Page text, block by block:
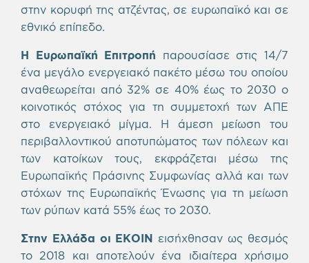
στην κορυφή της ατζέντας, σε ευρωπαϊκό και σε
εθνικό επίπεδο.
Η Ευρωπαϊκή Επιτροπή παρουσίασε στις 14/7
ένα μεγάλο ενεργειακό πακέτο μέσω του οποίου
αναθεωρείται από 32% σε 40% έως το 2030 ο
κοινοτικός στόχος για τη συμμετοχή των ΑΠΕ
στο ενεργειακό μίγμα. Η άμεση μείωση του
περιβαλλοντικού αποτυπώματος των πόλεων και
των κατοίκων τους, εκφράζεται μέσω της
Ευρωπαϊκής Πράσινης Συμφωνίας αλλά και των
στόχων της Ευρωπαϊκής Ένωσης για τη μείωση
των ρύπων κατά 55% έως το 2030.
Στην Ελλάδα οι ΕΚΟΙΝ εισήχθησαν ως θεσμός
το 2018 και αποτελούν ένα ιδιαίτερα χρήσιμο